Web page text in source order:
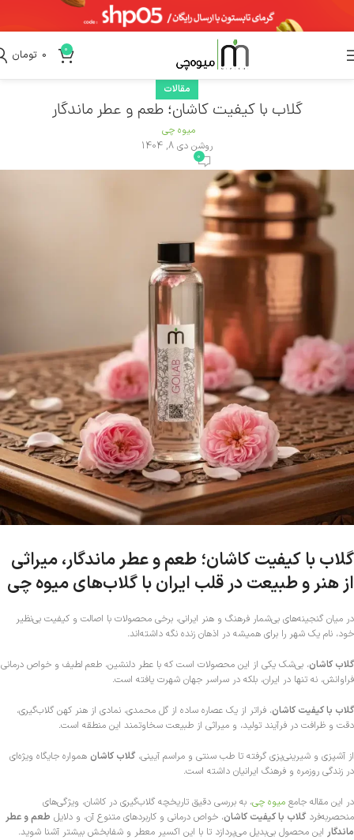
0 تومان 0
مقالات
گلاب با کیفیت کاشان؛ طعم و عطر ماندگار
میوه چی
روشن دی 8, 1404
0
گلاب با کیفیت کاشان؛ طعم و عطر ماندگار، میراثی
از هنر و طبیعت در قلب ایران با گلاب‌های میوه چی
در میان گنجینه‌های بی‌شمار فرهنگ و هنر ایرانی، برخی محصولات با اصالت و کیفیت بی‌نظیر
خود، نام یک شهر را برای همیشه در اذهان زنده نگه داشته‌اند.
گلاب کاشان، بی‌شک یکی از این محصولات است که با عطر دلنشین، طعم لطیف و خواص درمانی
فراوانش، نه تنها در ایران، بلکه در سراسر جهان شهرت یافته است.
گلاب با کیفیت کاشان، فراتر از یک عصاره ساده از گل محمدی، نمادی از هنر کهن گلاب‌گیری،
دقت و ظرافت در فرآیند تولید، و میراثی از طبیعت سخاوتمند این منطقه است.
از آشپزی و شیرینی‌پزی گرفته تا طب سنتی و مراسم آیینی،گلاب کاشان همواره جایگاه ویژه‌ای
در زندگی روزمره و فرهنگ ایرانیان داشته است.
در این مقاله جامع میوه چی، به بررسی دقیق تاریخچه گلاب‌گیری در کاشان، ویژگی‌های
منحصربه‌فردگلاب با کیفیت کاشان، خواص درمانی و کاربردهای متنوع آن، و دلایل طعم و عطر
ماندگار این محصول بی‌بدیل می‌پردازد تا با این اکسیر معطر و شفابخش بیشتر آشنا شوید.